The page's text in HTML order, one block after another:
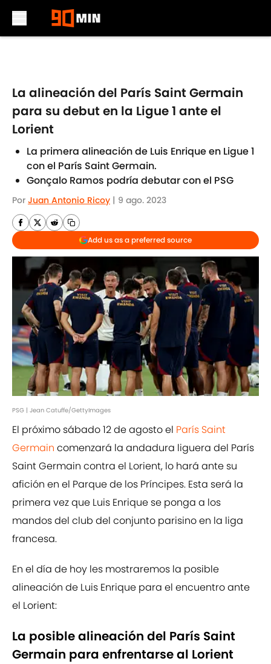
La alineación del París Saint Germain
para su debut en la Ligue 1 ante el
Lorient
La primera alineación de Luis Enrique en Ligue 1
con el París Saint Germain.
Gonçalo Ramos podría debutar con el PSG
Por Juan Antonio Ricoy | 9 ago. 2023
Add us as a preferred source
PSG | Jean Catuffe/GettyImages
El próximo sábado 12 de agosto el París Saint
Germain comenzará la andadura liguera del París
Saint Germain contra el Lorient, lo hará ante su
afición en el Parque de los Príncipes. Esta será la
primera vez que Luis Enrique se ponga a los
mandos del club del conjunto parisino en la liga
francesa.
En el día de hoy les mostraremos la posible
alineación de Luis Enrique para el encuentro ante
el Lorient:
La posible alineación del París Saint
Germain para enfrentarse al Lorient